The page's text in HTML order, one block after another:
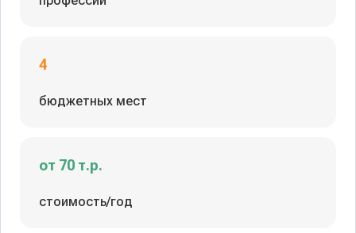
4
бюджетных мест
от 70 т.р.
стоимость/год